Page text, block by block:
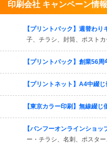
印刷会社 キャンペーン情報
【プリントパック】週替わり
子、チラシ、封筒、ポストカ
【プリントパック】創業56
【プリントネット】A4中綴
【東京カラー印刷】無線綴
【バンフーオンラインショ
ー・チラシ、名刺、ポスタ